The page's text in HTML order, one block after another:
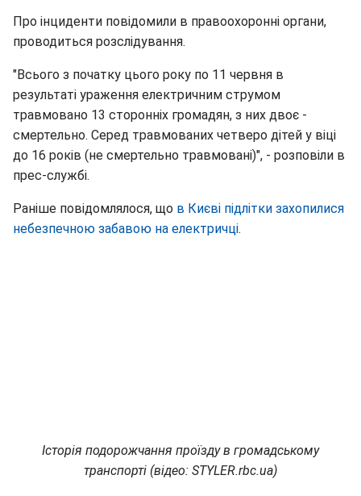
Про інциденти повідомили в правоохоронні органи,
проводиться розслідування.
"Всього з початку цього року по 11 червня в
результаті ураження електричним струмом
травмовано 13 сторонніх громадян, з них двоє -
смертельно. Серед травмованих четверо дітей у віці
до 16 років (не смертельно травмовані)", - розповіли в
прес-службі.
Раніше повідомлялося, що в Києві підлітки захопилися
небезпечною забавою на електричці.
Історія подорожчання проїзду в громадському
транспорті (відео: STYLER.rbc.ua)